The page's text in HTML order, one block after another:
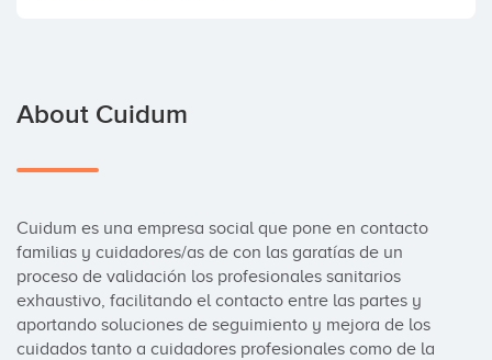
About Cuidum
Cuidum es una empresa social que pone en contacto
familias y cuidadores/as de con las garatías de un
proceso de validación los profesionales sanitarios
exhaustivo, facilitando el contacto entre las partes y
aportando soluciones de seguimiento y mejora de los
cuidados tanto a cuidadores profesionales como de la